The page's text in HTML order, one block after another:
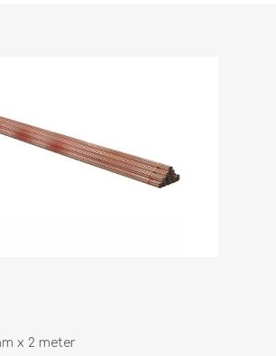
x 2 meter